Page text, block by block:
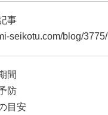
事
seikotu.com/blog/3775/
間
防
目安